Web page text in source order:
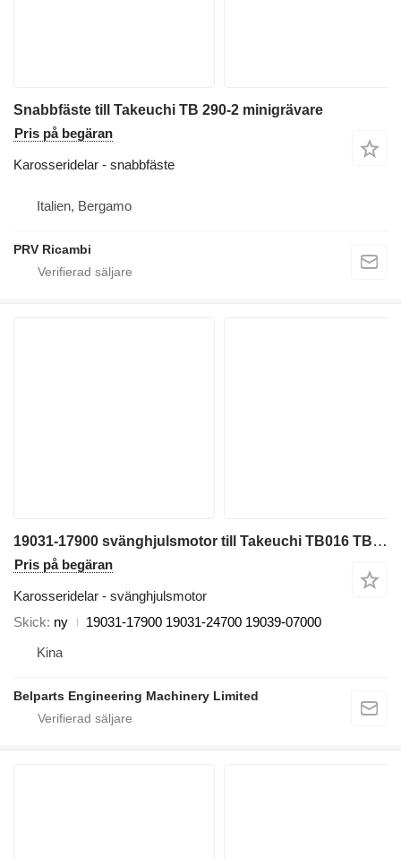
Snabbfäste till Takeuchi TB 290-2 minigrävare
Pris på begäran
Karosseridelar - snabbfäste
Italien, Bergamo
PRV Ricambi
19031-17900 svänghjulsmotor till Takeuchi TB016 TB017 minigrävare
Pris på begäran
Karosseridelar - svänghjulsmotor
Skick ny
19031-17900 19031-24700 19039-07000
Kina
Belparts Engineering Machinery Limited